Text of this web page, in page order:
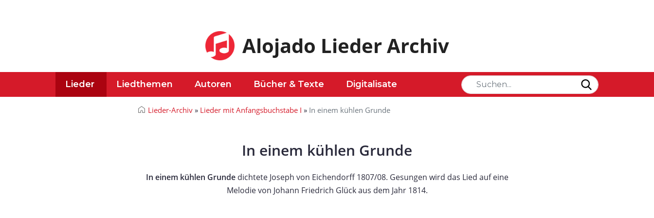
Alojado Lieder Archiv
Lieder Liedthemen Autoren Bücher & Texte Digitalisate
Lieder-Archiv » Lieder mit Anfangsbuchstabe I » In einem kühlen Grunde
In einem kühlen Grunde
In einem kühlen Grundedichtete Joseph von Eichendorff 1807/08. Gesungen wird das Lied auf eine
Melodie von Johann Friedrich Glück aus dem Jahr 1814.